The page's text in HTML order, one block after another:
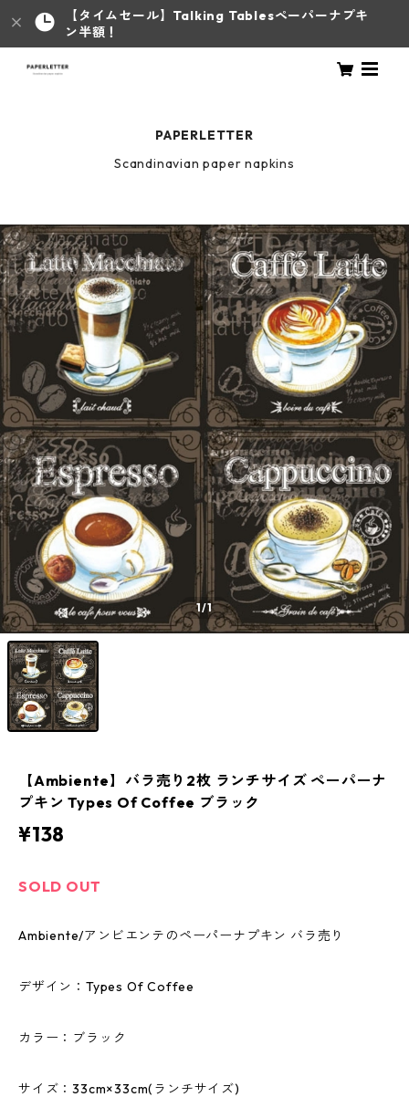
【タイムセール】Talking Tablesペーパーナプキ
ン半額！
PAPERLETTER
Scandinavian paper napkins
1/1
【Ambiente】バラ売り2枚 ランチサイズ ペーパーナ
プキン Types Of Coffee ブラック
¥138
SOLD OUT
Ambiente/アンビエンテのペーパーナプキン バラ売り
デザイン：Types Of Coffee
カラー：ブラック
サイズ：33cm×33cm(ランチサイズ)